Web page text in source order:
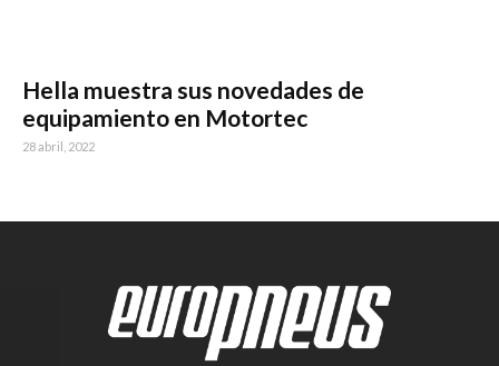
Hella muestra sus novedades de
equipamiento en Motortec
28 abril, 2022